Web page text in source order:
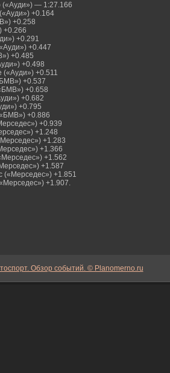
(«Ауди») — 1:27.166
+0.164
+0.258
+0.266
+0.291
+0.447
+0.485
+0.498
(«Ауди») +0.511
+0.537
+0.658
+0.682
+0.795
+0.886
+0.939
+1.248
+1.283
+1.366
+1.562
+1.587
(«Мерседес») +1.851
+1.907.
Обзор событий. © Planomerno.ru